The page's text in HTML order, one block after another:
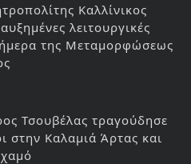
Καλλίνικος
λειτουργικές
της Μεταμορφώσεως
Τσουβέλας τραγούδησε
στην Καλαμιά Άρτας και